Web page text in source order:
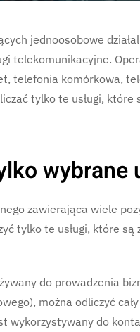
jednoosobowe
telekomunikacyjne.
telefonia komórkowa,
tylko te usługi,
wybrane
zawierająca wiele
tylko te usługi, które są
do prowadzenia
można odliczyć cały
wykorzystywany do